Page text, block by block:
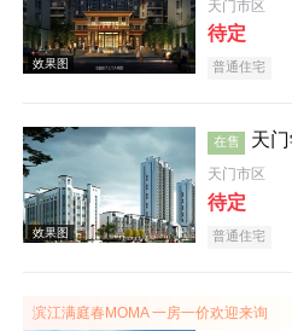
天门市区
待定
普通住宅
在售 天
天门市区
待定
普通住宅
滨江满庭春MOMA 一房一价欢迎来询